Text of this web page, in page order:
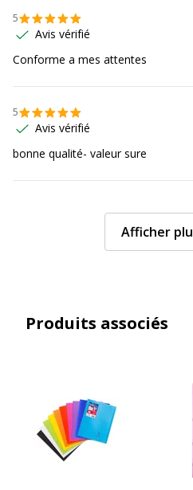
Données d'identification
Données d'identification
Code barre maitre
5
Avis vérifié
Conforme a mes attentes
5
Avis vérifié
bonne qualité- valeur sure
Afficher
Produits associés